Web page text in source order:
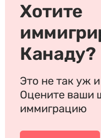
Хотите
Канаду?
Это не так уж
Оцените ваши
иммиграцию